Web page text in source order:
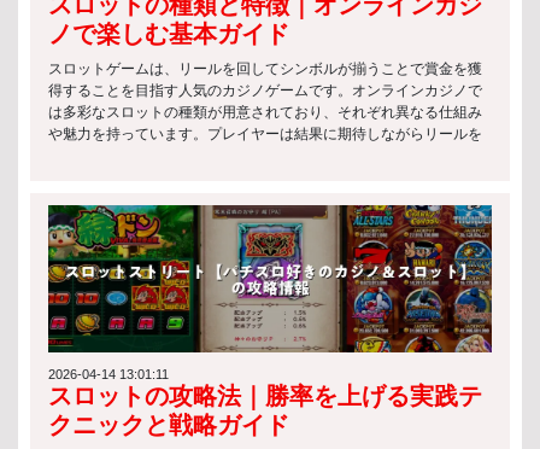
構成で、初心者でも理解しやすいのが特徴です。 主な特徴は以下の
通りです： シンプルなルールで直感的にプレイ可能 フルーツやBAR
などの基本シンボルが中心 配当は控えめだが、リスクも低い スロッ
トと法律の観点から見ても、こうした基本的なスロットは長年にわ
たり規制対象として安定的に運用されています。 ビデオスロット ビ
デオスロットは、現代的なグラフィックやアニメーションを活用し
た人気の高いタイプです。エンターテインメント性が非常に高く、
の観点では、これらのゲームもライセンス管理のもとで提供される
必要があり、公正性の確保が重視されています。 プログレッシブジ
ャックポットスロット プログレッシブジャックポットスロットは、
プレイヤーのベットが蓄積されて巨大な賞金プールを形成するタイ
プです。一攫千金のチャンスがある一方で、リスクも高いのが特徴
です。 主な特徴： プレイごとにジャックポットが増加 複数のプレ
イヤーで賞金が共有される仕組み 高リスク・高リターンのゲーム性
スロットと法律の枠組みでは、こうした高額賞金型ゲームは特に厳
格な監督のもとで運営されることが一般的です。 日本のスロットマ
シンの規制 法律による制約 スロットと法律の観点から見ると、日本
では以下のような制約が設けられています： スロットマシンは原則
ノで楽しむ基本ガイド
スロットゲームは、リールを回してシンボルが揃うことで賞金を獲
得することを目指す人気のカジノゲームです。オンラインカジノで
は多彩なスロットの種類が用意されており、それぞれ異なる仕組み
や魅力を持っています。プレイヤーは結果に期待しながらリールを
タイルに合ったスロットを選ぶことで、より満足度の高いゲーム体
験が可能になります。ここでは代表的なスロットの種類について解
説します。 クラシックスロット クラシックスロットは、伝統的な3
リール構成を採用したシンプルなスロットの種類です。操作が分か
りやすく、ルールも簡単なため、初心者に最適です。レトロなデザ
インやシンプルな配当システムが特徴で、気軽に楽しめます。 ビデ
オスロット ビデオスロットは、現代のオンラインカジノで最も人気
のあるスロットの種類です。5リール以上を採用し、美しいグラフィ
ックスやアニメーション、ストーリー性が魅力です。ボーナス機能
も豊富で、プレイヤーを飽きさせない設計になっています。 プログ
レッシブスロット プログレッシブスロットは、ジャックポットがプ
2026-04-14 13:01:11
スロットの攻略法｜勝率を上げる実践テ
クニックと戦略ガイド